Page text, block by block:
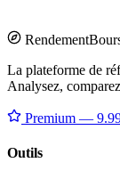
Rendement
La plateforme de
Analysez,
Premium —
Outils